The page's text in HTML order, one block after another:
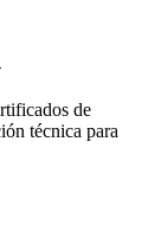
de
técnica para